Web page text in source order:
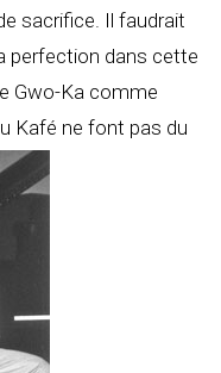
sacrifice. Il faudrait
perfection dans cette
Gwo-Ka comme
Kafé ne font pas du